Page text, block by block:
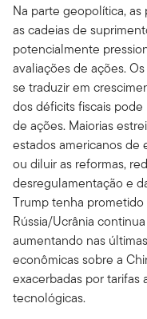
Na parte geopolítica,
as cadeias de
potencialmente
avaliações de ações.
se traduzir em
dos déficits fiscais
de ações. Maiorias
estados americanos de
ou diluir as reformas,
desregulamentação e
Trump tenha
Rússia/Ucrânia
aumentando nas
econômicas sobre a
exacerbadas por tarifas
tecnológicas.